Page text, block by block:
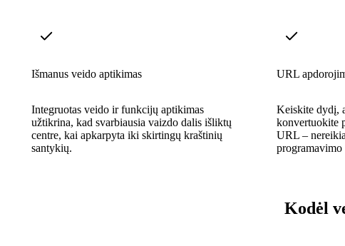
Išmanus veido aptikimas
Integruotas veido ir funkcijų aptikimas
užtikrina, kad svarbiausia vaizdo dalis išliktų
centre, kai apkarpyta iki skirtingų kraštinių
santykių.
URL
Keiskite dydį,
konvertuokite
URL –
programavimo
Kodėl